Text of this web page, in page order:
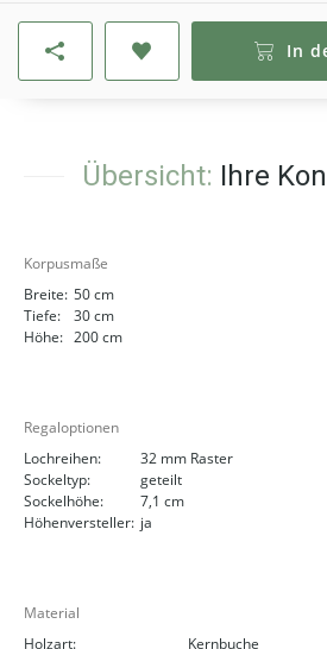
In
Übersicht: Ihre
Korpusmaße
Breite: 50 cm
Tiefe:
30 cm
Höhe: 200 cm
Regaloptionen
Lochreihen:
32 mm Raster
Sockeltyp:
geteilt
Sockelhöhe:
7,1 cm
Höhenversteller: ja
Material
Holzart:
Kernbuche